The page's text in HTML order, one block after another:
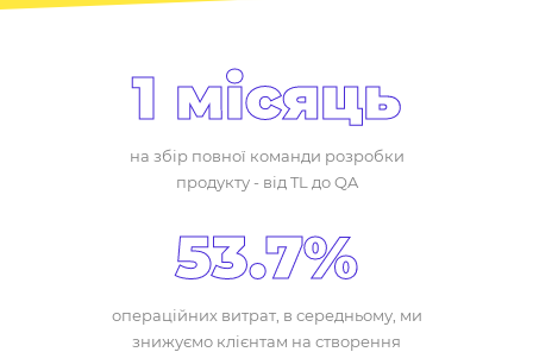
1 місяць
на збір повної команди розробки
продукту - від TL до QA
53.7%
операційних витрат, в середньому, ми
знижуємо клієнтам на створення